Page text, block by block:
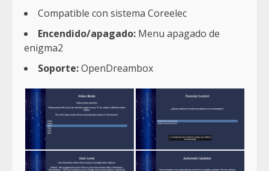
Compatible con sistema Coreelec
Encendido/apagado: Menu apagado de
enigma2
Soporte:OpenDreambox